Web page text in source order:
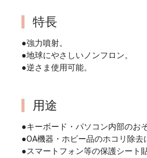
特長
●強力噴射。
●地球にやさしいノンフロン。
●逆さま使用可能。
用途
●キーボード・パソコン内部のお
●OA機器・ホビー品のホコリ除去
●スマートフォン等の保護シート貼